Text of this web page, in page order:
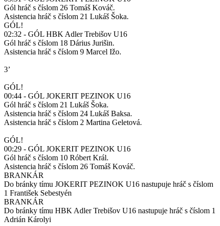
Gól hráč s číslom 26 Tomáš Kováč.
Asistencia hráč s číslom 21 Lukáš Šoka.
GÓL!
02:32 - GÓL HBK Adler Trebišov U16
Gól hráč s číslom 18 Dárius Jurišin.
Asistencia hráč s číslom 9 Marcel Ižo.
3’
GÓL!
00:44 - GÓL JOKERIT PEZINOK U16
Gól hráč s číslom 21 Lukáš Šoka.
Asistencia hráč s číslom 24 Lukáš Baksa.
Asistencia hráč s číslom 2 Martina Geletová.
GÓL!
00:29 - GÓL JOKERIT PEZINOK U16
Gól hráč s číslom 10 Róbert Král.
Asistencia hráč s číslom 26 Tomáš Kováč.
BRANKÁR
Do bránky tímu JOKERIT PEZINOK U16 nastupuje hráč s číslom
1 František Sebestyén
BRANKÁR
Do bránky tímu HBK Adler Trebišov U16 nastupuje hráč s číslom 1
Adrián Károlyi